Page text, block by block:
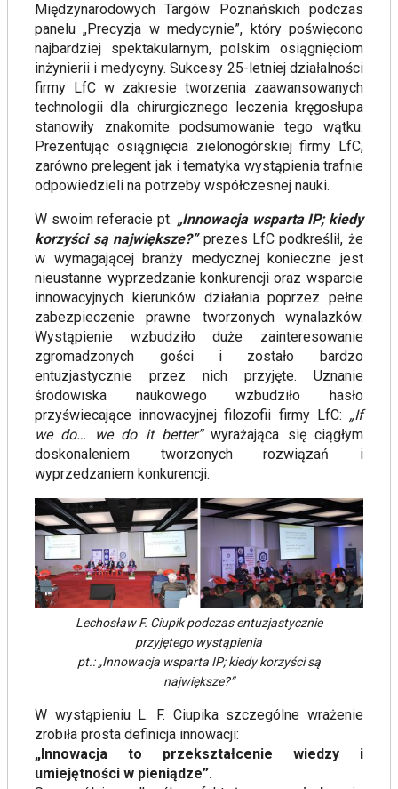
Międzynarodowych Targów Poznańskich podczas
panelu „Precyzja w medycynie”, który poświęcono
najbardziej spektakularnym, polskim osiągnięciom
inżynierii i medycyny. Sukcesy 25-letniej działalności
firmy LfC w zakresie tworzenia zaawansowanych
technologii dla chirurgicznego leczenia kręgosłupa
stanowiły znakomite podsumowanie tego wątku.
Prezentując osiągnięcia zielonogórskiej firmy LfC,
zarówno prelegent jak i tematyka wystąpienia trafnie
odpowiedzieli na potrzeby współczesnej nauki.
W swoim referacie pt. „Innowacja wsparta IP; kiedy
korzyści są największe?” prezes LfC podkreślił, że
w wymagającej branży medycznej konieczne jest
nieustanne wyprzedzanie konkurencji oraz wsparcie
innowacyjnych kierunków działania poprzez pełne
zabezpieczenie prawne tworzonych wynalazków.
Wystąpienie wzbudziło duże zainteresowanie
zgromadzonych gości i zostało bardzo
entuzjastycznie przez nich przyjęte. Uznanie
środowiska naukowego wzbudziło hasło
przyświecające innowacyjnej filozofii firmy LfC: „If
we do… we do it better”wyrażająca się ciągłym
doskonaleniem tworzonych rozwiązań i
wyprzedzaniem konkurencji.
Lechosław F. Ciupik podczas entuzjastycznie
przyjętego wystąpienia
pt.: „Innowacja wsparta IP; kiedy korzyści są
największe?”
W wystąpieniu L. F. Ciupika szczególne wrażenie
zrobiła prosta definicja innowacji:
„Innowacja to przekształcenie wiedzy i
umiejętności w pieniądze”.